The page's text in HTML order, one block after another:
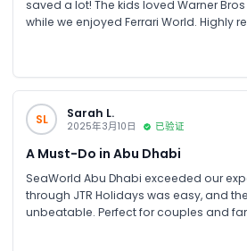
saved a lot! The kids loved Warner
while we enjoyed Ferrari World. Highly
SL Sarah L.
2025年3月10日 已验证
A Must-Do in Abu Dhabi
SeaWorld Abu Dhabi exceeded our
through JTR Holidays was easy, and
unbeatable. Perfect for couples and